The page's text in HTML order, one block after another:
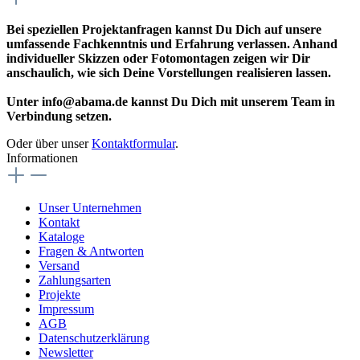
Bei speziellen Projektanfragen kannst Du Dich auf unsere
umfassende Fachkenntnis und Erfahrung verlassen. Anhand
individueller Skizzen oder Fotomontagen zeigen wir Dir
anschaulich, wie sich Deine Vorstellungen realisieren lassen.
Unter info@abama.de kannst Du Dich mit unserem Team in
Verbindung setzen.
Oder über unserKontaktformular.
Informationen
Unser Unternehmen
Kontakt
Kataloge
Fragen & Antworten
Versand
Zahlungsarten
Projekte
Impressum
AGB
Datenschutzerklärung
Newsletter